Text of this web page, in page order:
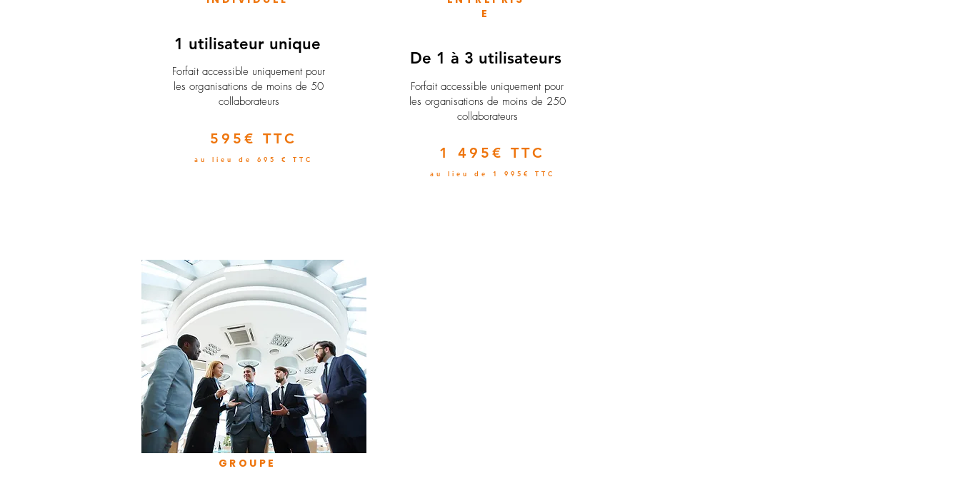
1 utilisateur unique
​Forfait accessible uniquement pour
les organisations de moins de 50
collaborateurs
595€ TTC
au lieu de 695 € TTC
E
De 1 à 3 utilisateurs
Forfait accessible uniquement pour
les organisations de moins de 250
collaborateurs
1 495€ TTC
au lieu de 1 995€ TTC
GROUPE